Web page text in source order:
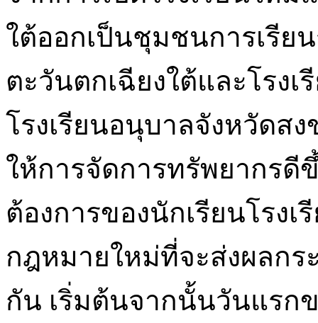
ใต้ออกเป็นชุมชนการเรีย
ตะวันตกเฉียงใต้และโรง
โรงเรียนอนุบาลจังหวัดส
ให้การจัดการทรัพยากร
ต้องการของนักเรียนโรง
กฎหมายใหม่ที่จะส่งผลก
กัน เริ่มต้นจากนั้นวันแรก